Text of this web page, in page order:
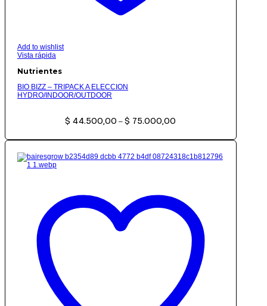
Add to wishlist
Vista rápida
Nutrientes
BIO BIZZ – TRIPACK A ELECCION
HYDRO/INDOOR/OUTDOOR
$ 44.500,00 – $ 75.000,00
hasta
$ 75.000,00